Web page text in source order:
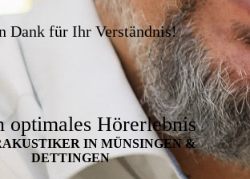
Dank für Ihr Verständnis!
optimales Hörerlebnis
IN MÜNSINGEN &
DETTINGEN